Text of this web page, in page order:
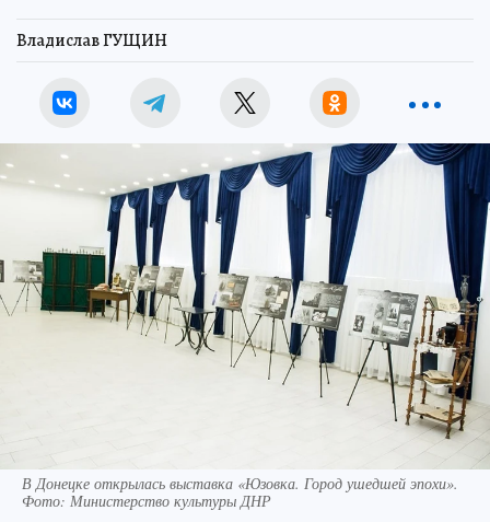
Владислав ГУЩИН
В Донецке открылась выставка «Юзовка. Город ушедшей эпохи».
Фото: Министерство культуры ДНР